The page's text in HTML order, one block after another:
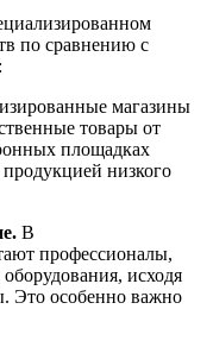
по сравнению с
магазины
товары от
площадках
низкого
В
профессионалы,
исходя
Это особенно важно